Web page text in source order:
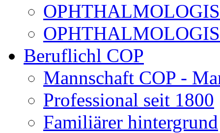
Beruflichl COP
Mannschaft COP -
Professional seit 1800
Familiärer hintergrund